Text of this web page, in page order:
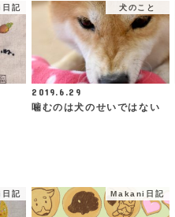
記 犬のこと
2019.6.29
噛むのは犬のせいではない
記 Makani日記